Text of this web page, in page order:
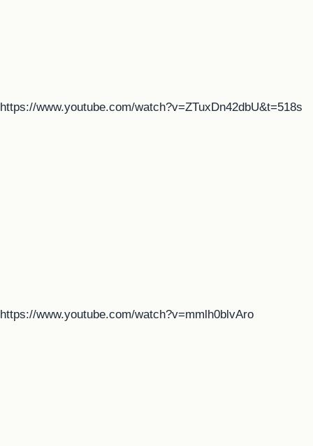
https://www.youtube.com/watch?v=ZTuxDn42dbU&t=518s
https://www.youtube.com/watch?v=mmlh0blvAro